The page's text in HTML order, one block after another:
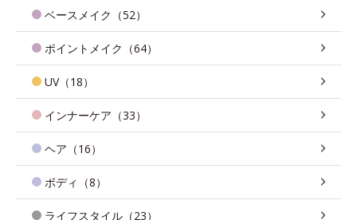
ベースメイク（52）
ポイントメイク（64）
UV（18）
インナーケア（33）
ヘア（16）
ボディ（8）
ライフスタイル（23）